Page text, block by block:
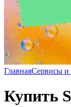
ГлавнаяСервисы и
Купить